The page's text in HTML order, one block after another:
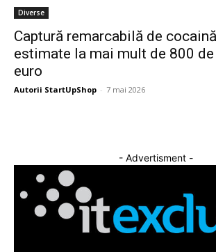
Diverse
Captură remarcabilă de
estimate la mai mult de 800
euro
Autorii StartUpShop - 7 mai 2026
- Advertisment -